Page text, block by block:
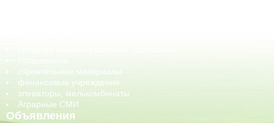
строительные материалы
финансовые учреждения
элеваторы, мелькомбинаты
Аграрные СМИ
Объявления